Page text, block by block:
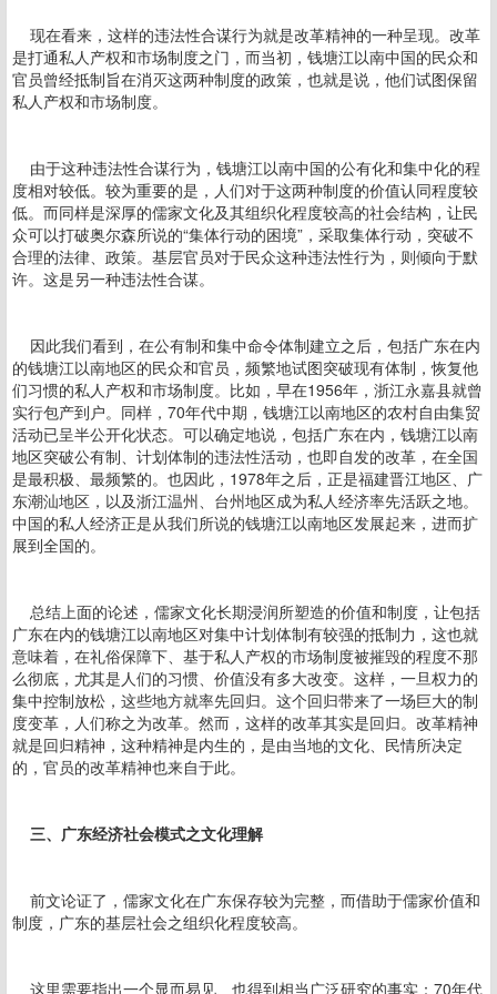
现在看来，这样的违法性合谋行为就是改革精神的一种呈现。改革
是打通私人产权和市场制度之门，而当初，钱塘江以南中国的民众和
官员曾经抵制旨在消灭这两种制度的政策，也就是说，他们试图保留
私人产权和市场制度。
由于这种违法性合谋行为，钱塘江以南中国的公有化和集中化的程
度相对较低。较为重要的是，人们对于这两种制度的价值认同程度较
低。而同样是深厚的儒家文化及其组织化程度较高的社会结构，让民
众可以打破奥尔森所说的“集体行动的困境”，采取集体行动，突破不
合理的法律、政策。基层官员对于民众这种违法性行为，则倾向于默
许。这是另一种违法性合谋。
因此我们看到，在公有制和集中命令体制建立之后，包括广东在内
的钱塘江以南地区的民众和官员，频繁地试图突破现有体制，恢复他
们习惯的私人产权和市场制度。比如，早在1956年，浙江永嘉县就曾
实行包产到户。同样，70年代中期，钱塘江以南地区的农村自由集贸
活动已呈半公开化状态。可以确定地说，包括广东在内，钱塘江以南
地区突破公有制、计划体制的违法性活动，也即自发的改革，在全国
是最积极、最频繁的。也因此，1978年之后，正是福建晋江地区、广
东潮汕地区，以及浙江温州、台州地区成为私人经济率先活跃之地。
中国的私人经济正是从我们所说的钱塘江以南地区发展起来，进而扩
展到全国的。
总结上面的论述，儒家文化长期浸润所塑造的价值和制度，让包括
广东在内的钱塘江以南地区对集中计划体制有较强的抵制力，这也就
意味着，在礼俗保障下、基于私人产权的市场制度被摧毁的程度不那
么彻底，尤其是人们的习惯、价值没有多大改变。这样，一旦权力的
集中控制放松，这些地方就率先回归。这个回归带来了一场巨大的制
度变革，人们称之为改革。然而，这样的改革其实是回归。改革精神
就是回归精神，这种精神是内生的，是由当地的文化、民情所决定
的，官员的改革精神也来自于此。
三、广东经济社会模式之文化理解
前文论证了，儒家文化在广东保存较为完整，而借助于儒家价值和
制度，广东的基层社会之组织化程度较高。
这里需要指出一个显而易见、也得到相当广泛研究的事实：70年代